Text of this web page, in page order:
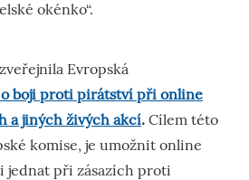
okénko“.
Evropská
boji proti pirátství při online
a jiných živých akcí. Cílem této
komise, je umožnit online
jednat při zásazích proti